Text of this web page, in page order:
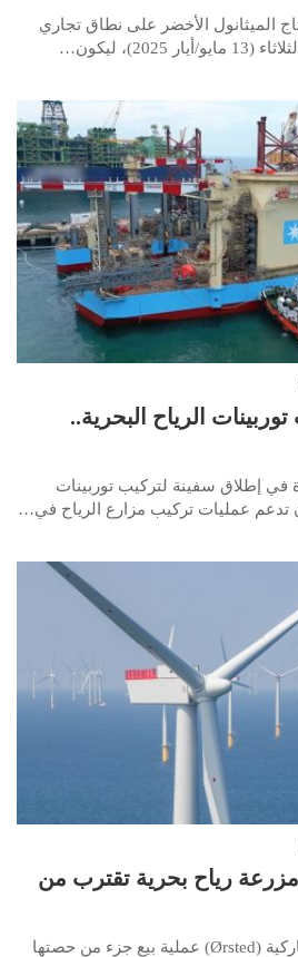
الميثانول الأخضر على نطاق تجاري
ليكون…
الرياح البحرية..
في إطلاق سفينة لتركيب توربينات
أن تدعم عمليات تركيب مزارع الرياح في…
رياح بحرية تقترب من
أكملت شركة أورستد الدنماركية (Ørsted) عملية بيع جزء من حصتها